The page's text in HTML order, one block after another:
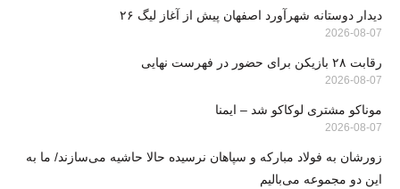
دیدار دوستانه شهرآورد اصفهان پیش از آغاز لیگ ۲۶
2026-08-07
رقابت ۲۸ بازیکن برای حضور در فهرست نهایی
2026-08-07
موناکو مشتری لوکاکو شد – ایمنا
2026-08-07
زورشان به فولاد مبارکه و سپاهان نرسیده حالا حاشیه می‌سازند/ ما به
این دو مجموعه می‌بالیم